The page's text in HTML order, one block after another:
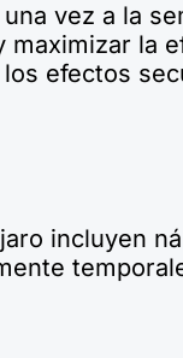
vez a la
la
efectos
incluyen